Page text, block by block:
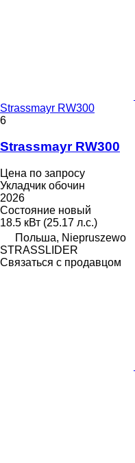
Strassmayr RW300
6
Strassmayr RW300
Цена по запросу
Укладчик обочин
2026
Состояние новый
18.5 кВт (25.17 л.с.)
Польша, Niepruszewo
STRASSLIDER
Связаться с продавцом